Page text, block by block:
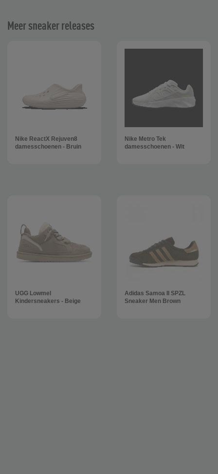
Meer sneaker releases
Nike ReactX Rejuven8
damesschoenen - Bruin
Nike Metro Tek
damesschoenen - Wit
UGG Lowmel
Kindersneakers - Beige
Adidas Samoa II SPZL
Sneaker Men Brown